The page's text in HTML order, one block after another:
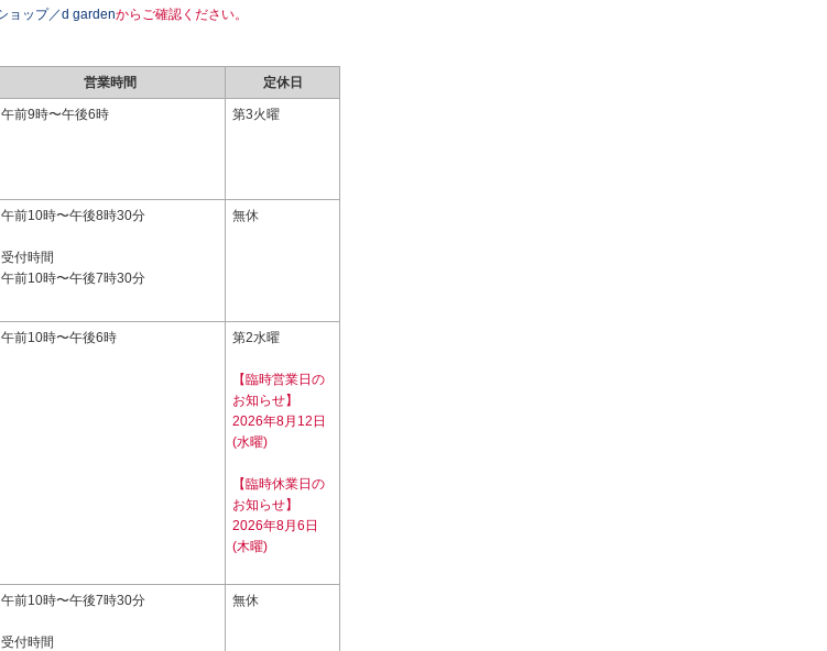
ョップ／d gardenからご確認ください。
営業時間 定休日
午前9時〜午後6時 第3火曜
午前10時〜午後8時30分
受付時間
午前10時〜午後7時30分
無休
午前10時〜午後6時 第2水曜
【臨時営業日の
お知らせ】
2026年8月12日
(水曜)
【臨時休業日の
お知らせ】
2026年8月6日
(木曜)
午前10時〜午後7時30分
受付時間
無休